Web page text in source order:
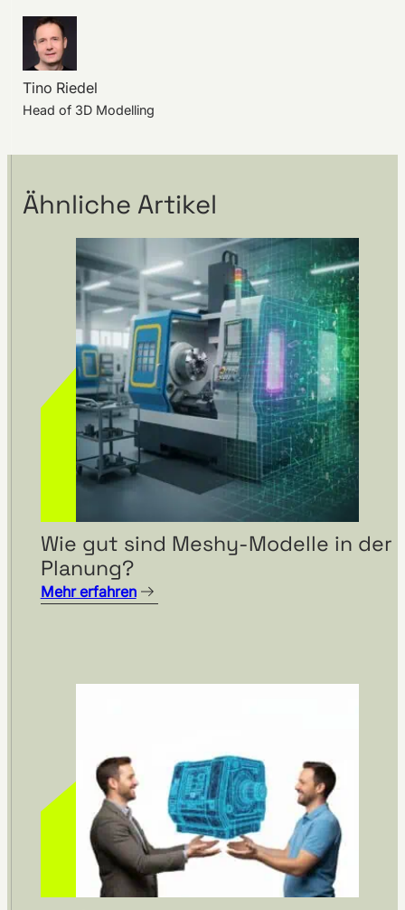
Tino Riedel
Head of 3D Modelling
Ähnliche Artikel
Wie gut sind Meshy-Modelle in der
Planung?
Mehr erfahren